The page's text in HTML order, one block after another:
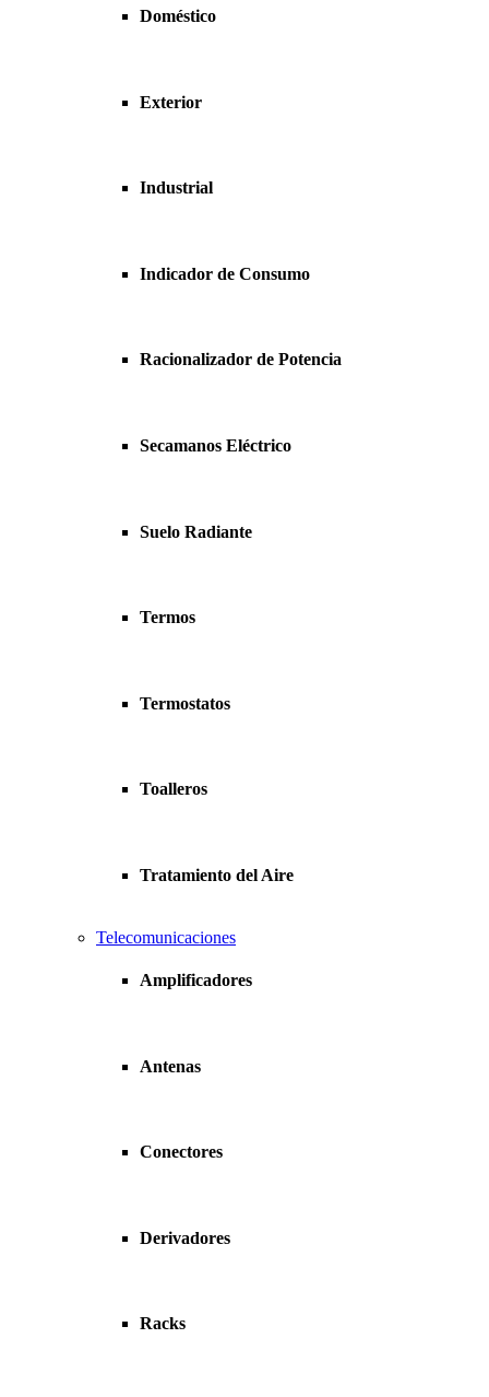
Doméstico
Exterior
Industrial
Indicador de Consumo
Racionalizador de Potencia
Secamanos Eléctrico
Suelo Radiante
Termos
Termostatos
Toalleros
Tratamiento del Aire
Telecomunicaciones
Amplificadores
Antenas
Conectores
Derivadores
Racks